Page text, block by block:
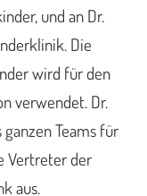
und an Dr.
Die
wird für den
verwendet. Dr.
Teams für
Vertreter der
aus.